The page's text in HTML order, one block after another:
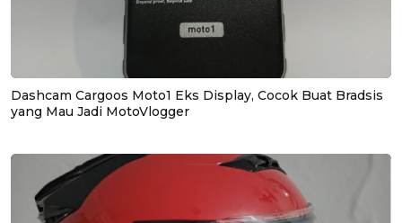
Dashcam Cargoos Moto1 Eks Display, Cocok Buat Bradsis
yang Mau Jadi MotoVlogger